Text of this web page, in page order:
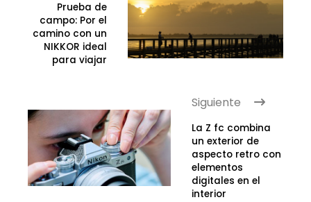
Prueba de
campo: Por el
camino con un
NIKKOR ideal
para viajar
Siguiente
La Z fc combina
un exterior de
aspecto retro con
elementos
digitales en el
interior